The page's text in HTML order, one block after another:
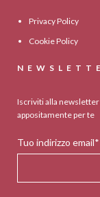
Privacy Policy
Cookie Policy
Iscriviti alla
appositamente per te
Tuo indirizzo email*